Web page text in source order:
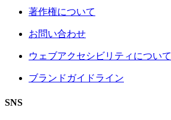
著作権について
お問い合わせ
ウェブアクセシビリティについて
ブランドガイドライン
SNS